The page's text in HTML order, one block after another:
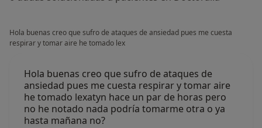
Hola buenas creo que sufro de ataques de ansiedad pues me cuesta
respirar y tomar aire he tomado lex
Hola buenas creo que sufro de ataques de
ansiedad pues me cuesta respirar y tomar aire
he tomado lexatyn hace un par de horas pero
no he notado nada podría tomarme otra o ya
hasta mañana no?